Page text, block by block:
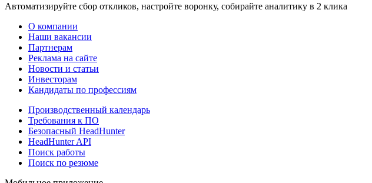
Автоматизируйте сбор откликов, настройте воронку, собирайте аналитику в 2 клика
О компании
Наши вакансии
Партнерам
Реклама на сайте
Новости и статьи
Инвесторам
Кандидаты по профессиям
Производственный календарь
Требования к ПО
Безопасный HeadHunter
HeadHunter API
Поиск работы
Поиск по резюме